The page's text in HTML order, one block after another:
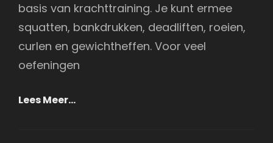
basis van krachttraining. Je kunt ermee
squatten, bankdrukken, deadliften, roeien,
curlen en gewichtheffen. Voor veel
oefeningen
Lees Meer…Waarom